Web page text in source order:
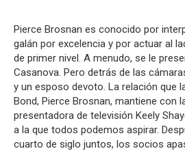
Pierce Brosnan es conocido por
galán por excelencia y por actuar al
de primer nivel. A menudo, se le
Casanova. Pero detrás de las
y un esposo devoto. La relación que
Bond, Pierce Brosnan, mantiene con
presentadora de televisión Keely
a la que todos podemos aspirar.
cuarto de siglo juntos, los socios